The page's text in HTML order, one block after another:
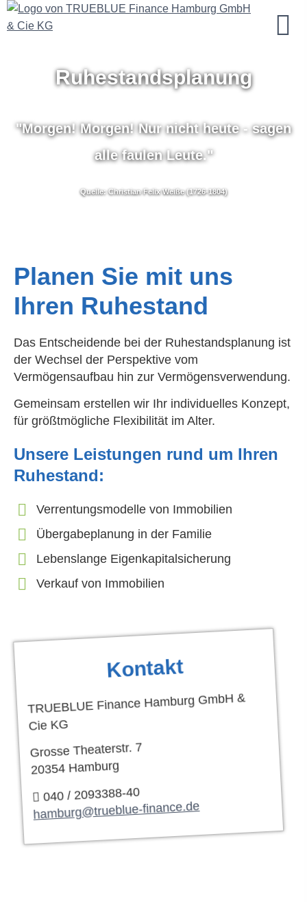
Ruhestandsplanung
"Morgen! Morgen! Nur nicht heute - sagen
alle faulen Leute."
Quelle: Christian Felix Weiße (1726-1804)
Planen Sie mit uns
Ihren Ruhestand
Das Entscheidende bei der Ruhestandsplanung ist
der Wechsel der Perspektive vom
Vermögensaufbau hin zur Vermögensverwendung.
Gemeinsam erstellen wir Ihr individuelles Konzept,
für größtmögliche Flexibilität im Alter.
Unsere Leistungen rund um Ihren
Ruhestand:
Verrentungsmodelle von Immobilien
Übergabeplanung in der Familie
Lebenslange Eigenkapitalsicherung
Verkauf von Immobilien
Kontakt
TRUEBLUE Finance Hamburg GmbH &
Cie KG
Grosse Theaterstr. 7
20354 Hamburg
040 / 2093388-40
hamburg@trueblue-finance.de